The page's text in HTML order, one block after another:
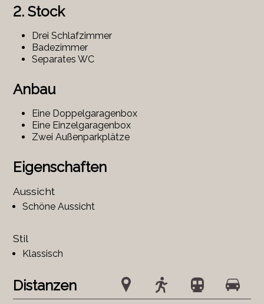
2. Stock
Drei Schlafzimmer
Badezimmer
Separates WC
Anbau
Eine Doppelgaragenbox
Eine Einzelgaragenbox
Zwei Außenparkplätze
Eigenschaften
Aussicht
Schöne Aussicht
Stil
Klassisch
Distanzen